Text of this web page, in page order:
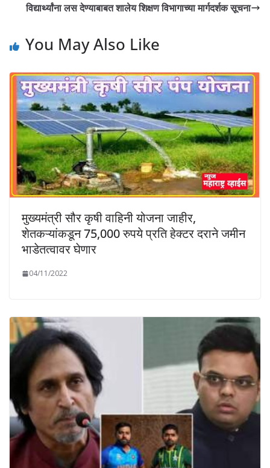
विद्यार्थ्यांना लस देण्याबाबत शालेय शिक्षण विभागाच्या मार्गदर्शक सूचना
You May Also Like
मुख्यमंत्री सौर कृषी वाहिनी योजना जाहीर,
शेतकऱ्यांकडून 75,000 रुपये प्रति हेक्टर दराने जमीन
भाडेतत्वावर घेणार
04/11/2022